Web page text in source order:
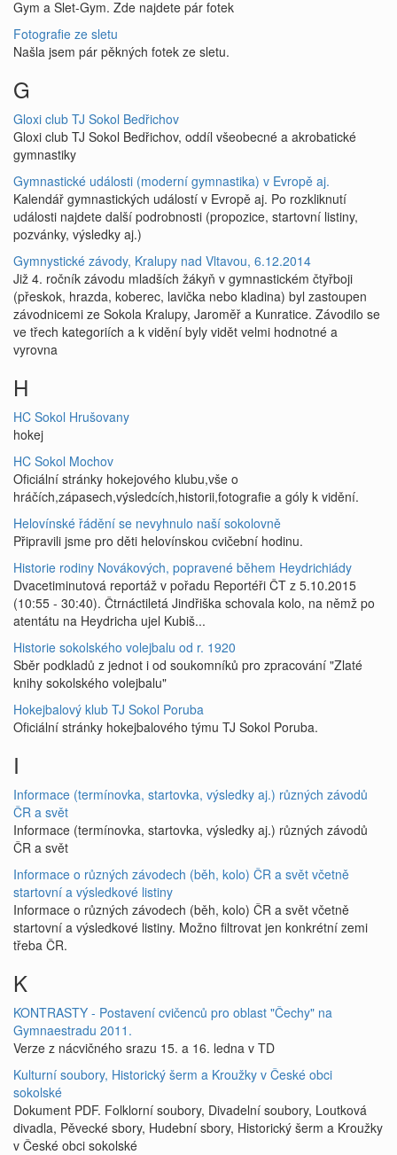
Gym a Slet-Gym. Zde najdete pár fotek
Fotografie ze sletu
Našla jsem pár pěkných fotek ze sletu.
G
Gloxi club TJ Sokol Bedřichov
Gloxi club TJ Sokol Bedřichov, oddíl všeobecné a akrobatické
gymnastiky
Gymnastické události (moderní gymnastika) v Evropě aj.
Kalendář gymnastických událostí v Evropě aj. Po rozkliknutí
události najdete další podrobnosti (propozice, startovní listiny,
pozvánky, výsledky aj.)
Gymnystické závody, Kralupy nad Vltavou, 6.12.2014
Již 4. ročník závodu mladších žákyň v gymnastickém čtyřboji
(přeskok, hrazda, koberec, lavička nebo kladina) byl zastoupen
závodnicemi ze Sokola Kralupy, Jaroměř a Kunratice. Závodilo se
ve třech kategoriích a k vidění byly vidět velmi hodnotné a
vyrovna
H
HC Sokol Hrušovany
hokej
HC Sokol Mochov
Oficiální stránky hokejového klubu,vše o
hráčích,zápasech,výsledcích,historii,fotografie a góly k vidění.
Helovínské řádění se nevyhnulo naší sokolovně
Připravili jsme pro děti helovínskou cvičební hodinu.
Historie rodiny Novákových, popravené během Heydrichiády
Dvacetiminutová reportáž v pořadu Reportéři ČT z 5.10.2015
(10:55 - 30:40). Čtrnáctiletá Jindřiška schovala kolo, na němž po
atentátu na Heydricha ujel Kubiš...
Historie sokolského volejbalu od r. 1920
Sběr podkladů z jednot i od soukomníků pro zpracování "Zlaté
knihy sokolského volejbalu"
Hokejbalový klub TJ Sokol Poruba
Oficiální stránky hokejbalového týmu TJ Sokol Poruba.
I
Informace (termínovka, startovka, výsledky aj.) různých závodů
ČR a svět
Informace (termínovka, startovka, výsledky aj.) různých závodů
ČR a svět
Informace o různých závodech (běh, kolo) ČR a svět včetně
startovní a výsledkové listiny
Informace o různých závodech (běh, kolo) ČR a svět včetně
startovní a výsledkové listiny. Možno filtrovat jen konkrétní zemi
třeba ČR.
K
KONTRASTY - Postavení cvičenců pro oblast "Čechy" na
Gymnaestradu 2011.
Verze z nácvičného srazu 15. a 16. ledna v TD
Kulturní soubory, Historický šerm a Kroužky v České obci
sokolské
Dokument PDF. Folklorní soubory, Divadelní soubory, Loutková
divadla, Pěvecké sbory, Hudební sbory, Historický šerm a Kroužky
v České obci sokolské